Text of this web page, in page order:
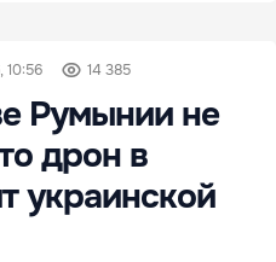
10:56 14 385
Румынии не
дрон в
украинской